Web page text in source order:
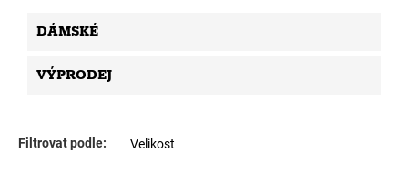
DÁMSKÉ
VÝPRODEJ
Filtrovat podle: Velikost